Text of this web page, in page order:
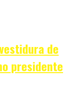
de
presidente